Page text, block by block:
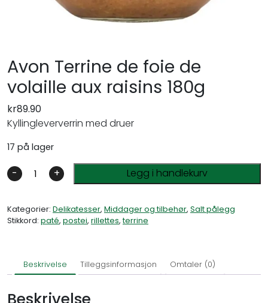
Avon Terrine de foie de
volaille aux raisins 180g
kr89.90
Kyllingleververrin med druer
17 på lager
- + Legg i handlekurv
Kategorier: Delikatesser, Middager og tilbehør, Salt pålegg
Stikkord: paté, postei, rillettes,terrine
Beskrivelse Tilleggsinformasjon Omtaler (0)